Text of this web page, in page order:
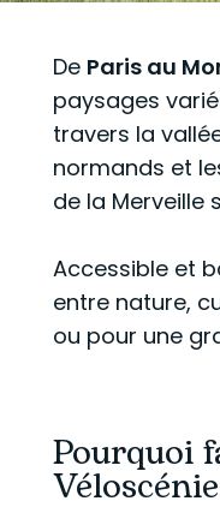
De Paris au
paysages
travers la
normands et
de la Merveille
Accessible et
entre nature,
ou pour une
Pourquoi